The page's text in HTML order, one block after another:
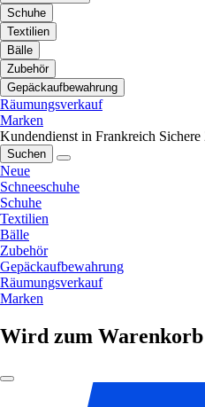
Schuhe
Textilien
Bälle
Zubehör
Gepäckaufbewahrung
Räumungsverkauf
Marken
Kundendienst in Frankreich
Suchen
Neue
Schneeschuhe
Schuhe
Textilien
Bälle
Zubehör
Gepäckaufbewahrung
Räumungsverkauf
Marken
Wird zum